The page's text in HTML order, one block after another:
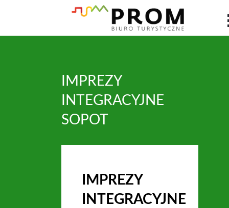
IMPREZY
INTEGRACYJNE
SOPOT
IMPREZY
INTEGRACYJNE